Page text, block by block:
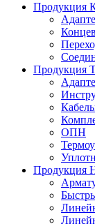
Продукция
Продукция
ОПН